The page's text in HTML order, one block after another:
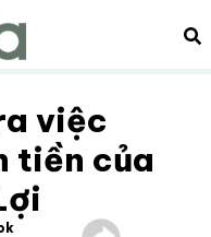
việc
tiền của